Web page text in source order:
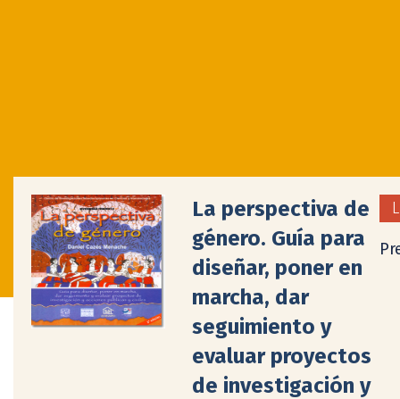
La perspectiva de
género. Guía para
diseñar, poner en
marcha, dar
seguimiento y
evaluar proyectos
de investigación y